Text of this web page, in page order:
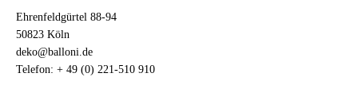
Ehrenfeldgürtel 88-94
50823 Köln
deko@balloni.de
Telefon: + 49 (0) 221-510 910